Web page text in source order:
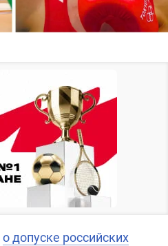
о допуске российских